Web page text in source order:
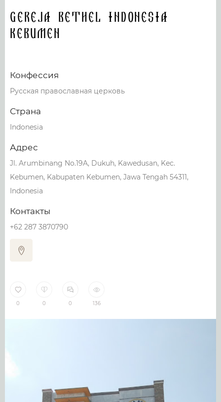
Gereja Bethel Indonesia
Kebumen
Конфессия
Русская православная церковь
Страна
Indonesia
Адрес
Jl. Arumbinang No.19A, Dukuh, Kawedusan, Kec.
Kebumen, Kabupaten Kebumen, Jawa Tengah 54311,
Indonesia
Контакты
+62 287 3870790
0 0 0 136